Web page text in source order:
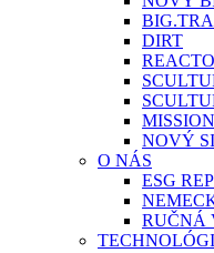
DIRT
REACTO
MISSION
NOVÝ
O NÁS
ESG
RUČNÁ